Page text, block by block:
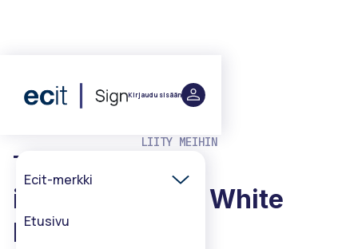
Kirjaudu sisään
Ecit-merkki
Etusivu
LIITY MEIHIN
Tee siitä omasi
integraation
White
Labelin